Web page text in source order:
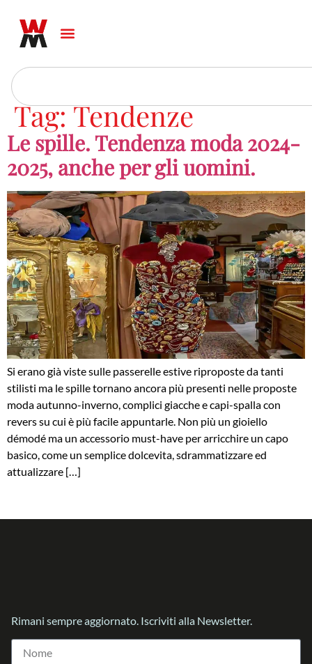
Tag:Tendenze
Le spille. Tendenza moda 2024-
2025, anche per gli uomini.
Si erano già viste sulle passerelle estive riproposte da tanti
stilisti ma le spille tornano ancora più presenti nelle proposte
moda autunno-inverno, complici giacche e capi-spalla con
revers su cui è più facile appuntarle. Non più un gioiello
démodé ma un accessorio must-have per arricchire un capo
basico, come un semplice dolcevita, sdrammatizzare ed
attualizzare […]
Rimani sempre aggiornato. Iscriviti alla Newsletter.